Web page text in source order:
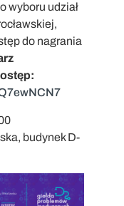
wyboru udział
do nagrania
budynek D-